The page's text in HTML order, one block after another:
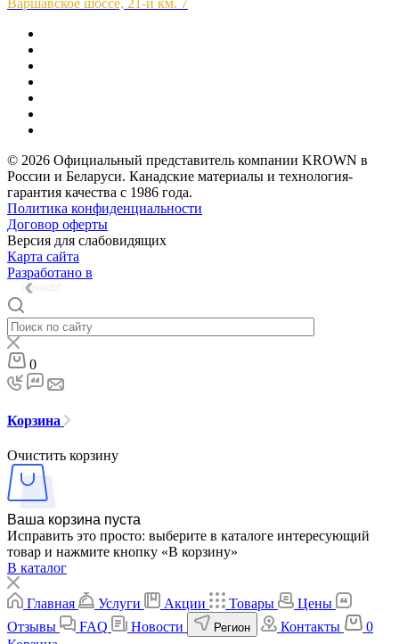
© 2026 Официальный представитель компании KROWN в
России и Беларуси. Канадские материалы и технология-
гарантия качества с 1986 года.
Политика конфиденциальности
Договор оферты
Версия для слабовидящих
Карта сайта
Разработано в
0
Корзина
Очистить корзину
Ваша корзина пуста
Исправить это просто: выберите в каталоге интересующий
товар и нажмите кнопку «В корзину»
В каталог
Главная Услуги Акции Товары
Цены
Отзывы
FAQ Новости Регион Контакты
0